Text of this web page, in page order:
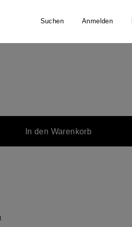
Suchen Anmelden
In den Warenkorb